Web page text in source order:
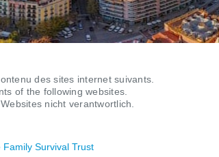
des sites internet suivants.
of the following websites.
nicht verantwortlich.
Family Survival Trust